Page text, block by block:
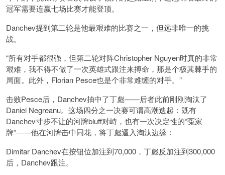
冠军需要连赢七场比赛才能登顶。
Danchev提到第二轮是他最艰难的比赛之一，但远非唯一的挑
战。
“所有对手都很强，但第二轮对阵Christopher Nguyen时真的非常
艰难，我不得不做了一次英雄式跟注来搏命，那是个极其棘手的
局面。此外，Florian Pesce也是个非常难缠的对手。”
击败Pesce后，Danchev抽中了丁彪——后者此前刚刚淘汰了
Daniel Negreanu。这场四分之一决赛可谓高潮迭起：既有
Danchev寸步不让的河牌bluff对峙，也有一次决定性的“冤家
牌”——他在河牌击中同花，将丁彪逼入淘汰边缘：
Dimitar Danchev在按钮位加注到70,000，丁彪反加注到300,000
后，Danchev跟注。